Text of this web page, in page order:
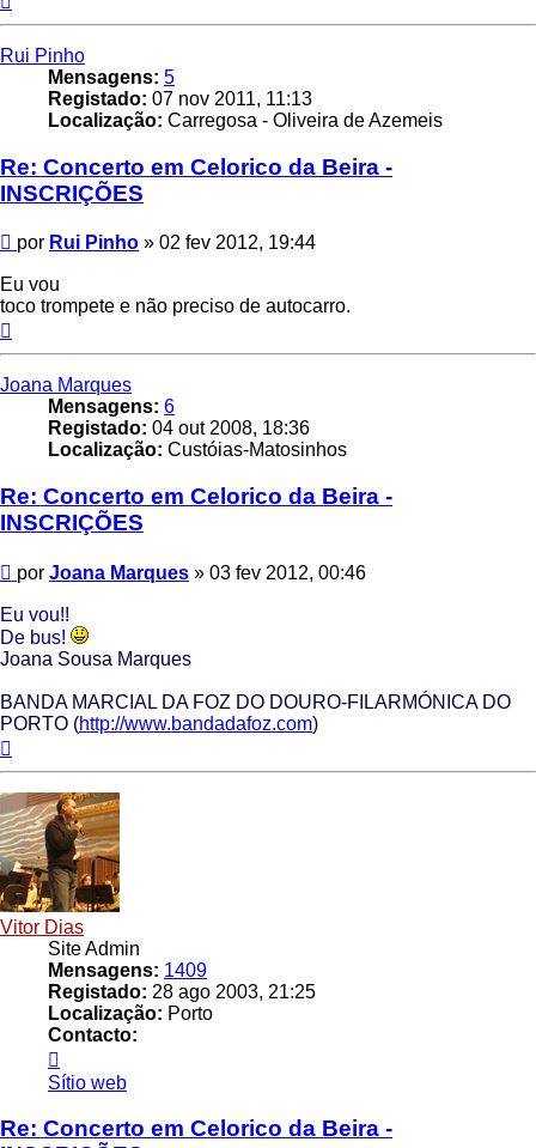
Rui Pinho
Mensagens: 5
Registado: 07 nov 2011, 11:13
Localização: Carregosa - Oliveira de Azemeis
Re: Concerto em Celorico da Beira -
INSCRIÇÕES
Mensagem
por Rui Pinho » 02 fev 2012, 19:44
Eu vou
toco trompete e não preciso de autocarro.
Joana Marques
Mensagens: 6
Registado: 04 out 2008, 18:36
Localização: Custóias-Matosinhos
Re: Concerto em Celorico da Beira -
INSCRIÇÕES
Mensagem
por Joana Marques » 03 fev 2012, 00:46
Eu vou!!
De bus!
Joana Sousa Marques
BANDA MARCIAL DA FOZ DO DOURO-FILARMÓNICA DO
PORTO (http://www.bandadafoz.com)
Vitor Dias
Site Admin
Mensagens: 1409
Registado: 28 ago 2003, 21:25
Localização: Porto
Contacto:
Vitor
Dias
Sítio web
Re: Concerto em Celorico da Beira -